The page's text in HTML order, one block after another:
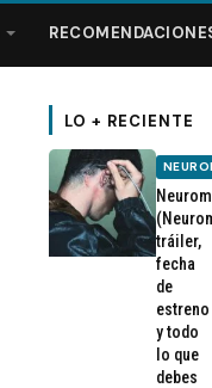
LO + RECIENTE
tráiler,
fecha
de
estreno
y todo
lo que
debes